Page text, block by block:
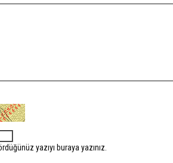
yazıyı buraya yazınız.